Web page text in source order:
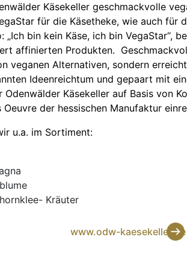
Käsekeller geschmackvolle
für die Käsetheke, wie auch für
„Ich bin kein Käse, ich bin VegaStar“,
affinierten Produkten.
veganen Alternativen, sondern
Ideenreichtum und gepaart mit
Käsekeller auf Basis von
der hessischen Manufaktur
u.a. im Sortiment:
Kräuter
www.odw-kaesekeller.de